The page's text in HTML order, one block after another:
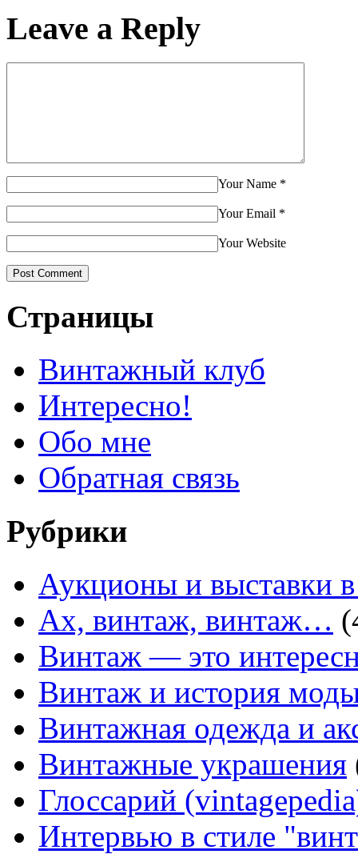
Leave a Reply
Your Name *
Your Email *
Your Website
Страницы
Винтажный клуб
Интересно!
Обо мне
Обратная связь
Рубрики
Аукционы и выставки
Ах, винтаж, винтаж…
Винтаж — это
Винтаж и история
Винтажная одежда и
Винтажные украшения
Глоссарий
Интервью в стиле